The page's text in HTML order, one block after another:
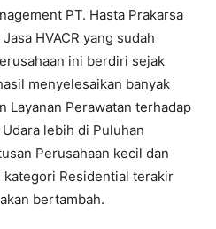
PT. Hasta Prakarsa
HVACR yang sudah
ini berdiri sejak
menyelesaikan banyak
Layanan Perawatan terhadap
lebih di Puluhan
Perusahaan kecil dan
Residential terakir
bertambah.